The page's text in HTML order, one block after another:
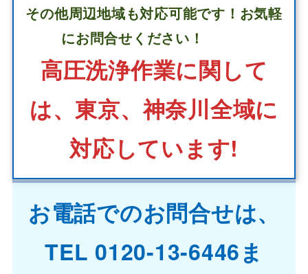
その他周辺地域も対応可能です！お気軽
にお問合せください！
高圧洗浄作業に関して
は、東京、神奈川全域に
対応しています!
お電話でのお問合せは、
TEL 0120-13-6446ま